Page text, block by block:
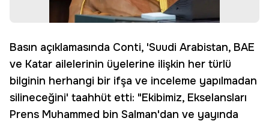
Basın açıklamasında Conti, 'Suudi Arabistan, BAE
ve Katar ailelerinin üyelerine ilişkin her türlü
bilginin herhangi bir ifşa ve inceleme yapılmadan
silineceğini' taahhüt etti: "Ekibimiz, Ekselansları
Prens Muhammed bin Salman'dan ve yayında